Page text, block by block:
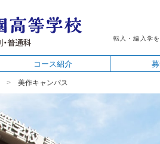
転入・編入学
コース紹介
美作キャンパス